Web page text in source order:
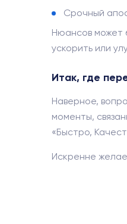
Срочный
Нюансов может
ускорить или
Итак, где
Наверное,
моменты,
«Быстро,
Искренне